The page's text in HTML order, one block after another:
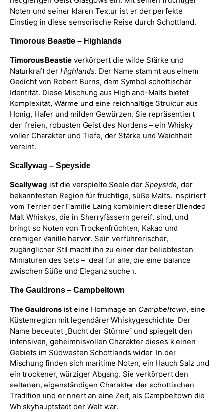
Noten und seiner klaren Textur ist er der perfekte
Einstieg in diese sensorische Reise durch Schottland.
Timorous Beastie – Highlands
Timorous Beastie verkörpert die wilde Stärke und
Naturkraft der Highlands. Der Name stammt aus einem
Gedicht von Robert Burns, dem Symbol schottischer
Identität. Diese Mischung aus Highland-Malts bietet
Komplexität, Wärme und eine reichhaltige Struktur aus
Honig, Hafer und milden Gewürzen. Sie repräsentiert
den freien, robusten Geist des Nordens – ein Whisky
voller Charakter und Tiefe, der Stärke und Weichheit
vereint.
Scallywag – Speyside
Scallywag ist die verspielte Seele der Speyside, der
bekanntesten Region für fruchtige, süße Malts. Inspiriert
vom Terrier der Familie Laing kombiniert dieser Blended
Malt Whiskys, die in Sherryfässern gereift sind, und
bringt so Noten von Trockenfrüchten, Kakao und
cremiger Vanille hervor. Sein verführerischer,
zugänglicher Stil macht ihn zu einer der beliebtesten
Miniaturen des Sets – ideal für alle, die eine Balance
zwischen Süße und Eleganz suchen.
The Gauldrons – Campbeltown
The Gauldrons ist eine Hommage an Campbeltown, eine
Küstenregion mit legendärer Whiskygeschichte. Der
Name bedeutet „Bucht der Stürme“ und spiegelt den
intensiven, geheimnisvollen Charakter dieses kleinen
Gebiets im Südwesten Schottlands wider. In der
Mischung finden sich maritime Noten, ein Hauch Salz und
ein trockener, würziger Abgang. Sie verkörpert den
seltenen, eigenständigen Charakter der schottischen
Tradition und erinnert an eine Zeit, als Campbeltown die
Whiskyhauptstadt der Welt war.